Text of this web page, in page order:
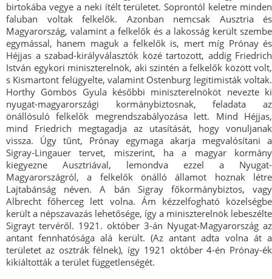
birtokába vegye a neki ítélt területet. Soprontól keletre minden
faluban voltak felkelők. Azonban nemcsak Ausztria és
Magyarország, valamint a felkelők és a lakosság került szembe
egymással, hanem maguk a felkelők is, mert míg Prónay és
Héjjas a szabad-királyválasztók közé tartozott, addig Friedrich
István egykori miniszterelnök, aki szintén a felkelők között volt,
s Kismartont felügyelte, valamint Ostenburg legitimisták voltak.
Horthy Gömbös Gyula későbbi miniszterelnököt nevezte ki
nyugat-magyarországi kormánybiztosnak, feladata az
önállósuló felkelők megrendszabályozása lett. Mind Héjjas,
mind Friedrich megtagadja az utasítását, hogy vonuljanak
vissza. Úgy tűnt, Prónay egymaga akarja megvalósítani a
Sigray-Lingauer tervet, miszerint, ha a magyar kormány
kiegyezne Ausztriával, lemondva ezzel a Nyugat-
Magyarországról, a felkelők önálló államot hoznak létre
Lajtabánság néven. A bán Sigray főkormánybiztos, vagy
Albrecht főherceg lett volna. Ám kézzelfogható közelségbe
került a népszavazás lehetősége, így a miniszterelnök lebeszélte
Sigrayt tervéről. 1921. október 3-án Nyugat-Magyarország az
antant fennhatósága alá került. (Az antant adta volna át a
területet az osztrák félnek), így 1921 október 4-én Prónay-ék
kikiáltották a terület függetlenségét.